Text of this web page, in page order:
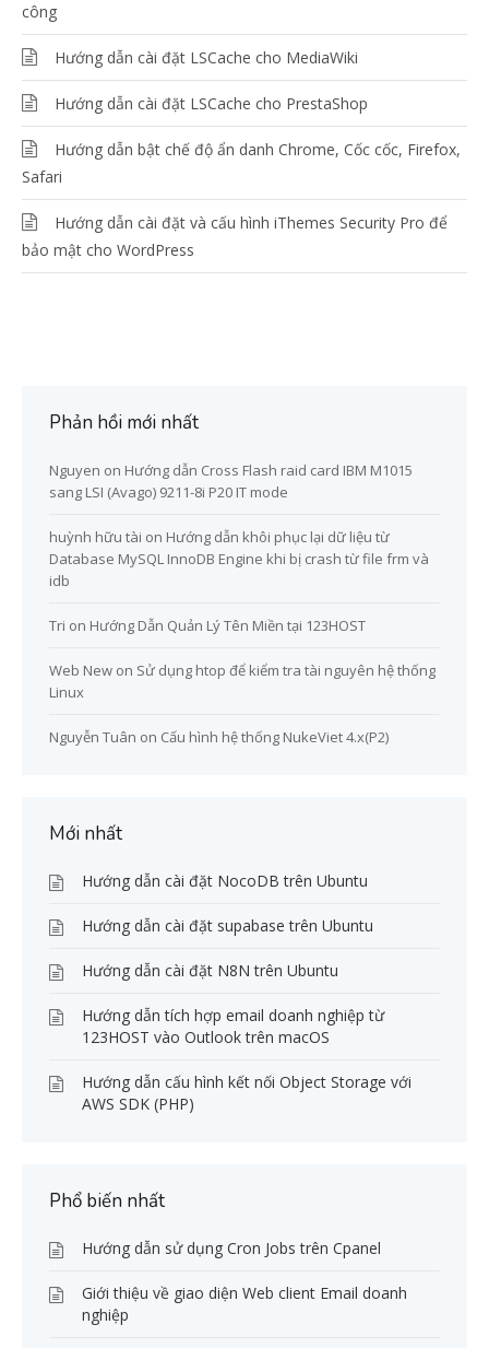
công
Hướng dẫn cài đặt LSCache cho MediaWiki
Hướng dẫn cài đặt LSCache cho PrestaShop
Hướng dẫn bật chế độ ẩn danh Chrome, Cốc cốc, Firefox,
Safari
Hướng dẫn cài đặt và cấu hình iThemes Security Pro để
bảo mật cho WordPress
Phản hồi mới nhất
Nguyen on Hướng dẫn Cross Flash raid card IBM M1015
sang LSI (Avago) 9211-8i P20 IT mode
huỳnh hữu tài on Hướng dẫn khôi phục lại dữ liệu từ
Database MySQL InnoDB Engine khi bị crash từ file frm và
idb
Tri on Hướng Dẫn Quản Lý Tên Miền tại 123HOST
Web New on Sử dụng htop để kiểm tra tài nguyên hệ thống
Linux
Nguyễn Tuân on Cấu hình hệ thống NukeViet 4.x(P2)
Mới nhất
Hướng dẫn cài đặt NocoDB trên Ubuntu
Hướng dẫn cài đặt supabase trên Ubuntu
Hướng dẫn cài đặt N8N trên Ubuntu
Hướng dẫn tích hợp email doanh nghiệp từ
123HOST vào Outlook trên macOS
Hướng dẫn cấu hình kết nối Object Storage với
AWS SDK (PHP)
Phổ biến nhất
Hướng dẫn sử dụng Cron Jobs trên Cpanel
Giới thiệu về giao diện Web client Email doanh
nghiệp